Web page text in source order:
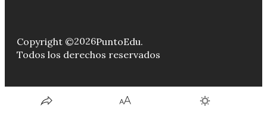
Copyright ©2026PuntoEdu.
Todos los derechos reservados